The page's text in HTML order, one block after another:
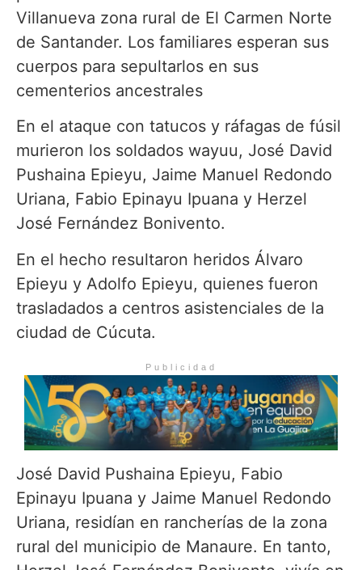
Villanueva zona rural de El Carmen Norte
de Santander. Los familiares esperan sus
cuerpos para sepultarlos en sus
cementerios ancestrales
En el ataque con tatucos y ráfagas de fúsil
murieron los soldados wayuu, José David
Pushaina Epieyu, Jaime Manuel Redondo
Uriana, Fabio Epinayu Ipuana y Herzel
José Fernández Bonivento.
En el hecho resultaron heridos Álvaro
Epieyu y Adolfo Epieyu, quienes fueron
trasladados a centros asistenciales de la
ciudad de Cúcuta.
Publicidad
José David Pushaina Epieyu, Fabio
Epinayu Ipuana y Jaime Manuel Redondo
Uriana, residían en rancherías de la zona
rural del municipio de Manaure. En tanto,